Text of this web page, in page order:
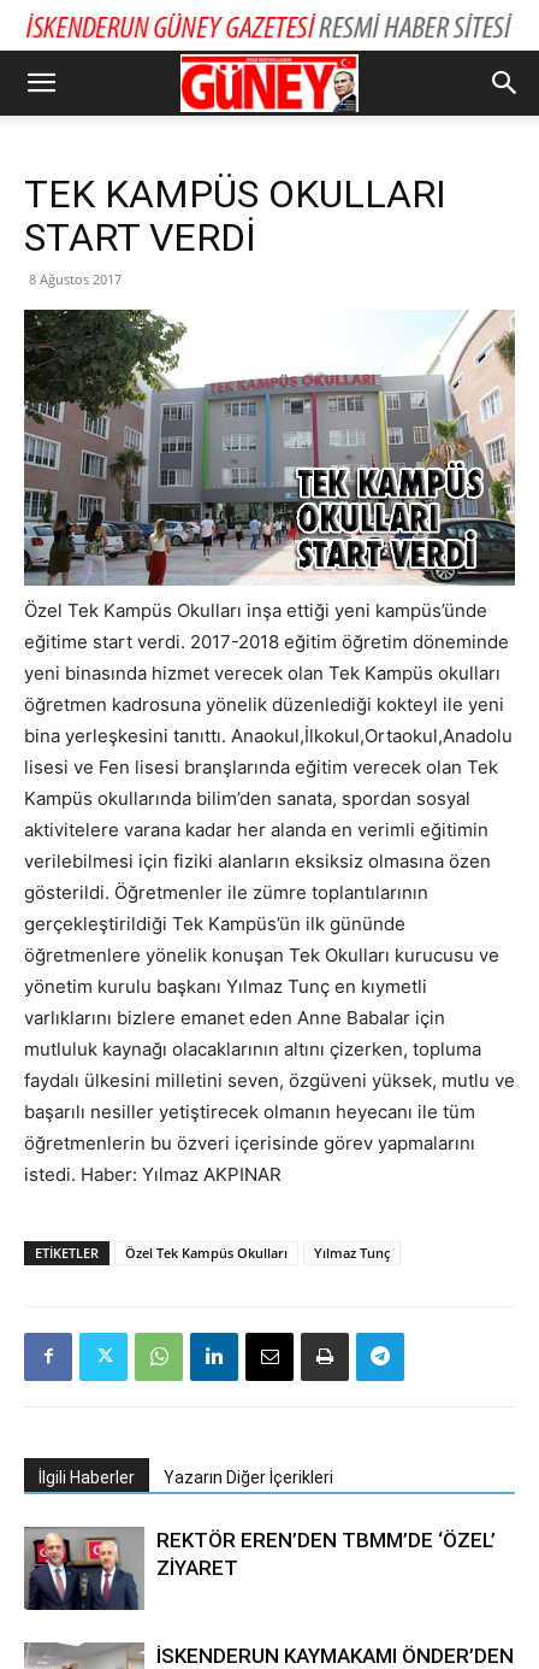
TEK KAMPÜS OKULLARI
START VERDİ
8 Ağustos 2017
Özel Tek Kampüs Okulları inşa ettiği yeni kampüs’ünde
eğitime start verdi. 2017-2018 eğitim öğretim döneminde
yeni binasında hizmet verecek olan Tek Kampüs okulları
öğretmen kadrosuna yönelik düzenlediği kokteyl ile yeni
bina yerleşkesini tanıttı. Anaokul,İlkokul,Ortaokul,Anadolu
lisesi ve Fen lisesi branşlarında eğitim verecek olan Tek
Kampüs okullarında bilim’den sanata, spordan sosyal
aktivitelere varana kadar her alanda en verimli eğitimin
verilebilmesi için fiziki alanların eksiksiz olmasına özen
gösterildi. Öğretmenler ile zümre toplantılarının
gerçekleştirildiği Tek Kampüs’ün ilk gününde
öğretmenlere yönelik konuşan Tek Okulları kurucusu ve
yönetim kurulu başkanı Yılmaz Tunç en kıymetli
varlıklarını bizlere emanet eden Anne Babalar için
mutluluk kaynağı olacaklarının altını çizerken, topluma
faydalı ülkesini milletini seven, özgüveni yüksek, mutlu ve
başarılı nesiller yetiştirecek olmanın heyecanı ile tüm
öğretmenlerin bu özveri içerisinde görev yapmalarını
istedi. Haber: Yılmaz AKPINAR
ETIKETLER Özel Tek Kampüs Okulları Yılmaz Tunç
İlgili Haberler Yazarın Diğer İçerikleri
REKTÖR EREN’DEN TBMM’DE ‘ÖZEL’
ZİYARET
İSKENDERUN KAYMAKAMI ÖNDER’DEN